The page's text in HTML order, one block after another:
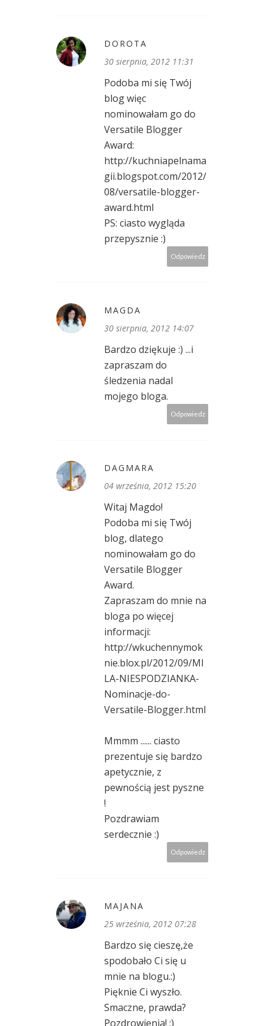
DOROTA
30 sierpnia, 2012 11:31
Podoba mi się Twój
blog więc
nominowałam go do
Versatile Blogger
Award:
http://kuchniapelnama
gii.blogspot.com/2012/
08/versatile-blogger-
award.html
PS: ciasto wygląda
przepysznie :)
Odpowiedz
MAGDA
30 sierpnia, 2012 14:07
Bardzo dziękuje :) ...i
zapraszam do
śledzenia nadal
mojego bloga.
Odpowiedz
DAGMARA
04 września, 2012 15:20
Witaj Magdo!
Podoba mi się Twój
blog, dlatego
nominowałam go do
Versatile Blogger
Award.
Zapraszam do mnie na
bloga po więcej
informacji:
http://wkuchennymok
nie.blox.pl/2012/09/MI
LA-NIESPODZIANKA-
Nominacje-do-
Versatile-Blogger.html
Mmmm ...... ciasto
prezentuje się bardzo
apetycznie, z
pewnością jest pyszne
!
Pozdrawiam
serdecznie :)
Odpowiedz
MAJANA
25 września, 2012 07:28
Bardzo się cieszę,że
spodobało Ci się u
mnie na blogu.:)
Pięknie Ci wyszło.
Smaczne, prawda?
Pozdrowienia! :)